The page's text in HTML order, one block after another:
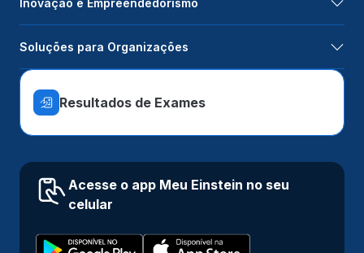
Inovação e Empreendedorismo
Soluções para Organizações
Resultados de Exames
Acesse o app Meu Einstein no seu
celular